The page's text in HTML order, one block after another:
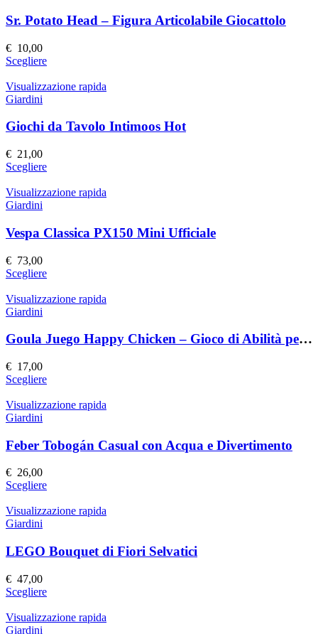
prodotto
Le
opzioni
scelte
nella
pagina
prodotto
Sr. Potato Head – Figura Articolabile Giocattolo
€ 10,00
ScegliereQuesto
ha
Le
scelte
nella
pagina
prodotto
Visualizzazione rapida
Giardini
Giochi da Tavolo Intimoos Hot
€ 21,00
ScegliereQuesto
ha
Le
opzioni
scelte
nella
pagina
prodotto
Visualizzazione rapida
Giardini
Vespa Classica PX150 Mini Ufficiale
€ 73,00
ScegliereQuesto
ha
Le
opzioni
scelte
nella
pagina
prodotto
Visualizzazione rapida
Giardini
Goula Juego Happy Chicken – Gioco di Abilità per Bambini
€ 17,00
ScegliereQuesto
ha
Le
opzioni
scelte
nella
pagina
prodotto
Visualizzazione rapida
Giardini
Feber Tobogán Casual con Acqua e Divertimento
€ 26,00
ScegliereQuesto
ha
Le
opzioni
scelte
nella
pagina
Visualizzazione rapida
Giardini
LEGO Bouquet di Fiori Selvatici
€ 47,00
ScegliereQuesto
ha
Visualizzazione rapida
Giardini